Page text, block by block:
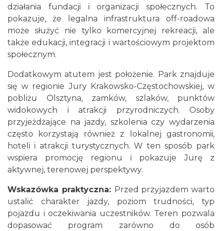
działania fundacji i organizacji społecznych. To
pokazuje, że legalna infrastruktura off-roadowa
może służyć nie tylko komercyjnej rekreacji, ale
także edukacji, integracji i wartościowym projektom
społecznym.
Dodatkowym atutem jest położenie. Park znajduje
się w regionie Jury Krakowsko-Częstochowskiej, w
pobliżu Olsztyna, zamków, szlaków, punktów
widokowych i atrakcji przyrodniczych. Osoby
przyjeżdżające na jazdy, szkolenia czy wydarzenia
często korzystają również z lokalnej gastronomii,
hoteli i atrakcji turystycznych. W ten sposób park
wspiera promocję regionu i pokazuje Jurę z
aktywnej, terenowej perspektywy.
Wskazówka praktyczna: Przed przyjazdem warto
ustalić charakter jazdy, poziom trudności, typ
pojazdu i oczekiwania uczestników. Teren pozwala
dopasować program zarówno do osób